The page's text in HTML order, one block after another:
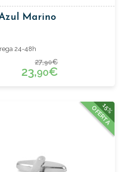
Marino
24-48h
27,90€
23,90€
15%
OFERTA